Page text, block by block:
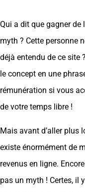
Qui a dit que gagner de
myth ? Cette personne
déjà entendu de ce site
le concept en une
rémunération si vous
de votre temps libre !
Mais avant d’aller plus
existe énormément de
revenus en ligne.
pas un myth ! Certes, il